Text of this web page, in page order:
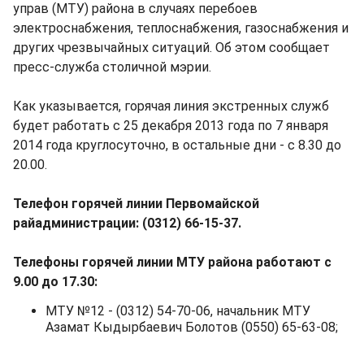
управ (МТУ) района в случаях перебоев
электроснабжения, теплоснабжения, газоснабжения и
других чрезвычайных ситуаций. Об этом сообщает
пресс-служба столичной мэрии.
Как указывается, горячая линия экстренных служб
будет работать с 25 декабря 2013 года по 7 января
2014 года круглосуточно, в остальные дни - с 8.30 до
20.00.
Телефон горячей линии Первомайской
райадминистрации: (0312) 66-15-37.
Телефоны горячей линии МТУ района работают с
9.00 до 17.30:
МТУ №12 - (0312) 54-70-06, начальник МТУ
Азамат Кыдырбаевич Болотов (0550) 65-63-08;